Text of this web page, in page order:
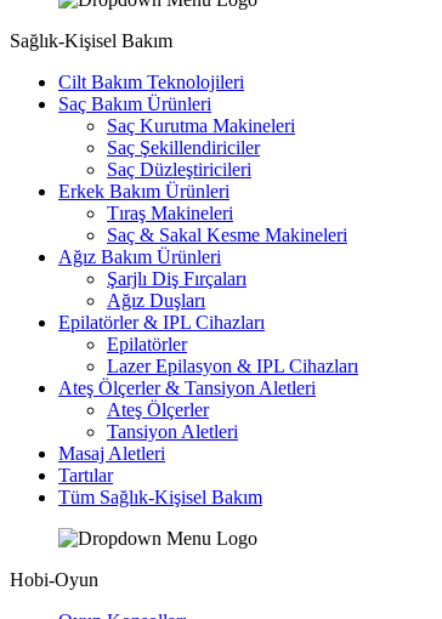
Sağlık-Kişisel Bakım
Cilt Bakım Teknolojileri
Saç Bakım Ürünleri
Saç Kurutma Makineleri
Saç Şekillendiriciler
Saç Düzleştiricileri
Erkek Bakım Ürünleri
Tıraş Makineleri
Saç & Sakal Kesme Makineleri
Ağız Bakım Ürünleri
Şarjlı Diş Fırçaları
Ağız Duşları
Epilatörler & IPL Cihazları
Epilatörler
Lazer Epilasyon & IPL Cihazları
Ateş Ölçerler & Tansiyon Aletleri
Ateş Ölçerler
Tansiyon Aletleri
Masaj Aletleri
Tartılar
Tüm Sağlık-Kişisel Bakım
Hobi-Oyun